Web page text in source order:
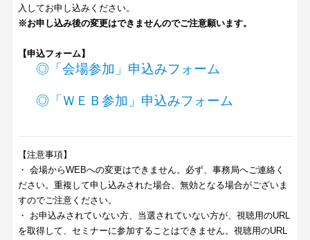
入してお申し込みください。
※お申し込み後の変更はできませんのでご注意願います。
【申込フォーム】
◎「会場参加」申込みフォーム
◎「ＷＥＢ参加」申込みフォーム
【注意事項】
・ 会場からWEBへの変更はできません。必ず、事務局へご連絡く
ださい。重複して申し込みされた場合、無効となる場合がございま
すのでご注意ください。
・ お申込みされていない方、当選されていない方が、視聴用のURL
を取得して、セミナーに参加することはできません。視聴用のURL